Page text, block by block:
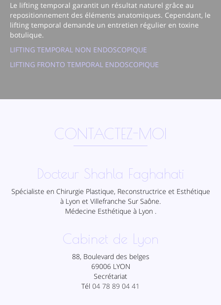
Le lifting temporal garantit un résultat naturel grâce au
repositionnement des éléments anatomiques. Cependant, le
lifting temporal demande un entretien régulier en toxine
botulique.
LIFTING TEMPORAL NON ENDOSCOPIQUE
LIFTING FRONTO TEMPORAL ENDOSCOPIQUE
CONTACTEZ-MOI
Docteur Shahla Faghahati
Spécialiste en Chirurgie Plastique, Reconstructrice et Esthétique
à Lyon et Villefranche Sur Saône.
Médecine Esthétique à Lyon .
Cabinet de Lyon
88, Boulevard des belges
69006 LYON
Secrétariat
Tél 04 78 89 04 41